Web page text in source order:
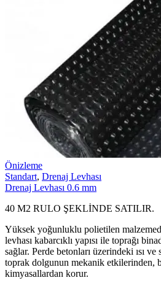
Önizleme
Standart, Drenaj Levhası
Drenaj Levhası 0.6 mm
40 M2 RULO ŞEKLİNDE SATILIR.
Yüksek yoğunluklu polietilen
levhası kabarcıklı yapısı ile toprağı
sağlar. Perde betonları üzerindeki ısı ve
toprak dolgunun mekanik etkilerinden,
kimyasallardan korur.